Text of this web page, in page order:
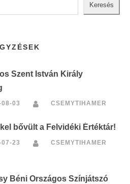
Keresés
Szent István Király
03 CSEMYTIHAMER
bővült a Felvidéki Értéktár!
23 CSEMYTIHAMER
Béni Országos Színjátszó